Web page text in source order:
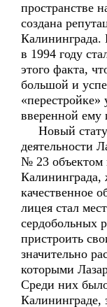
пространстве
создана
Калининграда.
в 1994 году
этого факта,
большой и
«перестройке»
вверенной
Новый
деятельности
№ 23 объектом
качественное
лицея стал
сердобольных
пристроить
значительно
которыми
Среди них
Калининграде,